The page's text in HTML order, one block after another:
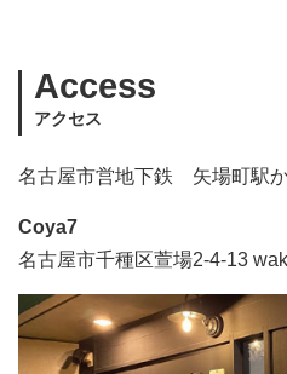
Access
アクセス
名古屋市営地下鉄 矢場町駅
Coya7
名古屋市千種区萱場2-4-13